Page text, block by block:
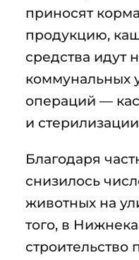
приносят
продукцию,
средства идут
коммунальных
операций —
и
Благодаря
снизилось
животных на
того, в
строительство